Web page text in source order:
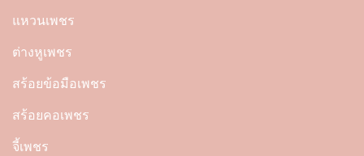
แหวนเพชร
ต่างหูเพชร
สร้อยข้อมือเพชร
สร้อยคอเพชร
จี้เพชร